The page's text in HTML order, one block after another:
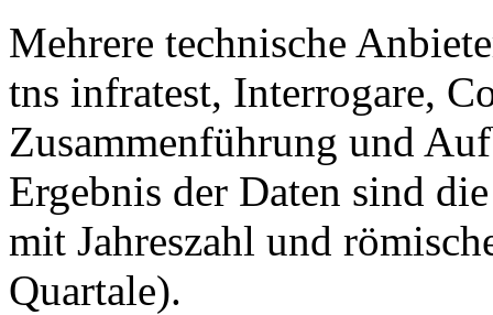
Mehrere technische
tns infratest, Interrogare,
Zusammenführung und
Ergebnis der Daten sind
mit Jahreszahl und
Quartale).